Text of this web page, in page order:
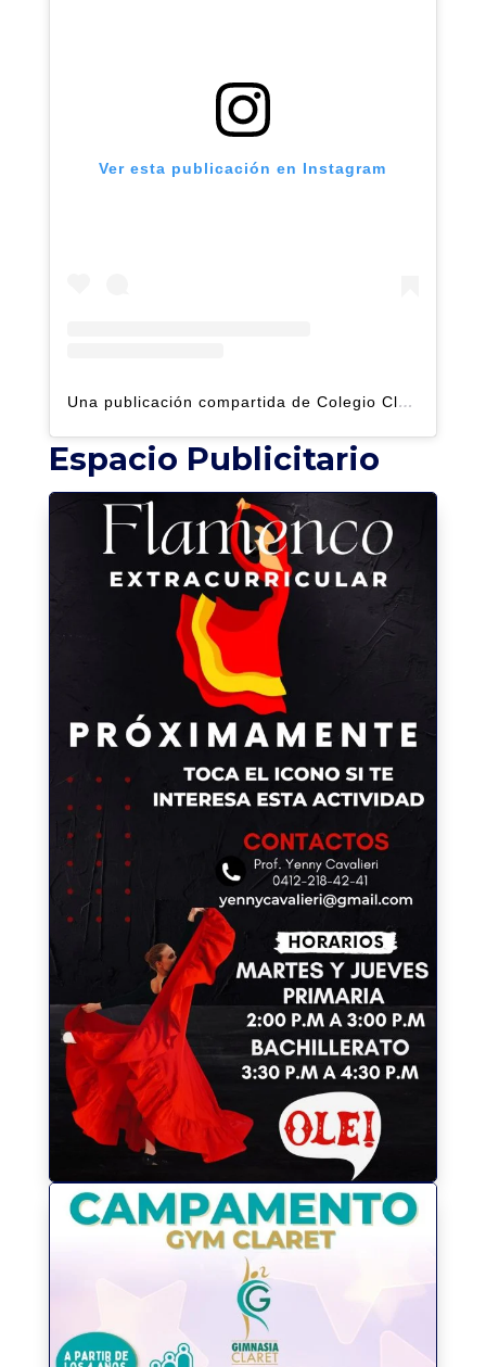
Ver esta publicación en Instagram
Una publicación compartida de Colegio Claret | Alto Hatillo (@clarethatillo)
Espacio Publicitario